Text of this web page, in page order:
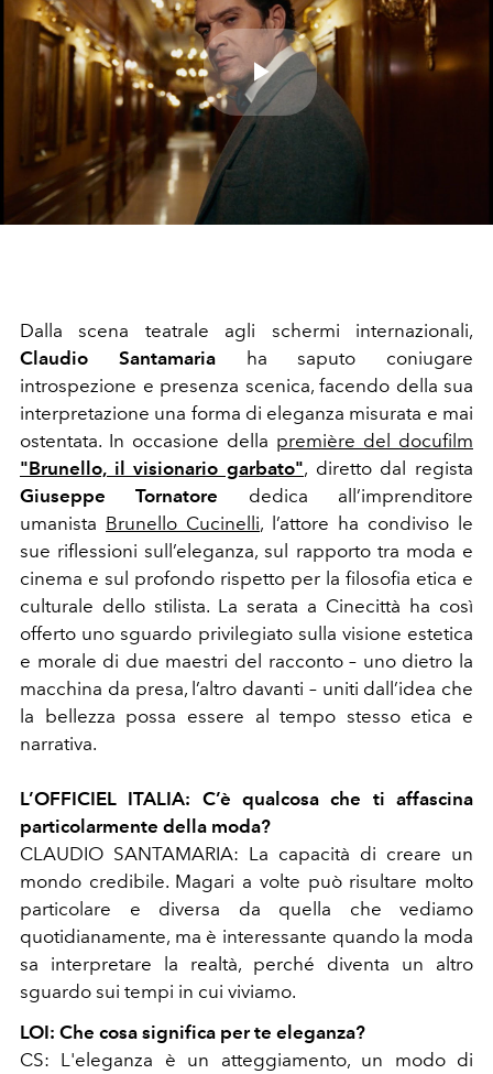
Play
Dalla scena teatrale agli schermi internazionali,
Claudio Santamariaha saputo coniugare
introspezione e presenza scenica, facendo della sua
interpretazione una forma di eleganza misurata e mai
ostentata. In occasione della première del docufilm
"Brunello, il visionario garbato", diretto dal regista
Giuseppe Tornatore dedica all’imprenditore
umanista Brunello Cucinelli, l’attore ha condiviso le
sue riflessioni sull’eleganza, sul rapporto tra moda e
cinema e sul profondo rispetto per la filosofia etica e
culturale dello stilista. La serata a Cinecittà ha così
offerto uno sguardo privilegiato sulla visione estetica
e morale di due maestri del racconto – uno dietro la
macchina da presa, l’altro davanti – uniti dall’idea che
la bellezza possa essere al tempo stesso etica e
narrativa.
L’OFFICIEL ITALIA: C’è qualcosa che ti affascina
particolarmente della moda?
CLAUDIO SANTAMARIA: La capacità di creare un
mondo credibile. Magari a volte può risultare molto
particolare e diversa da quella che vediamo
quotidianamente, ma è interessante quando la moda
sa interpretare la realtà, perché diventa un altro
sguardo sui tempi in cui viviamo.
LOI: Che cosa significa per te eleganza?
CS: L'eleganza è un atteggiamento, un modo di